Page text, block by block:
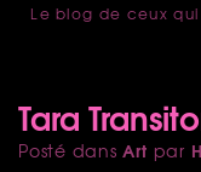
accueil
Le blog de ceux
Tara
Posté dansArt par